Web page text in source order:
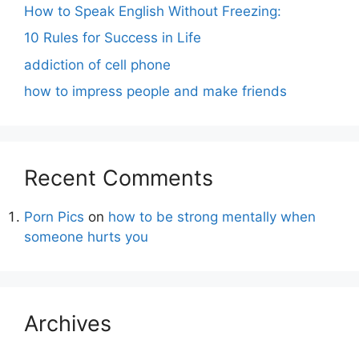
How to Speak English Without Freezing:
10 Rules for Success in Life
addiction of cell phone
how to impress people and make friends
Recent Comments
Porn Pics on how to be strong mentally when
someone hurts you
Archives